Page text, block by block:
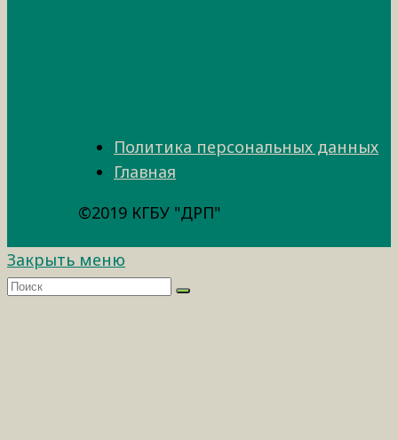
Политика персональных данных
Главная
©2019 КГБУ "ДРП"
Закрыть меню